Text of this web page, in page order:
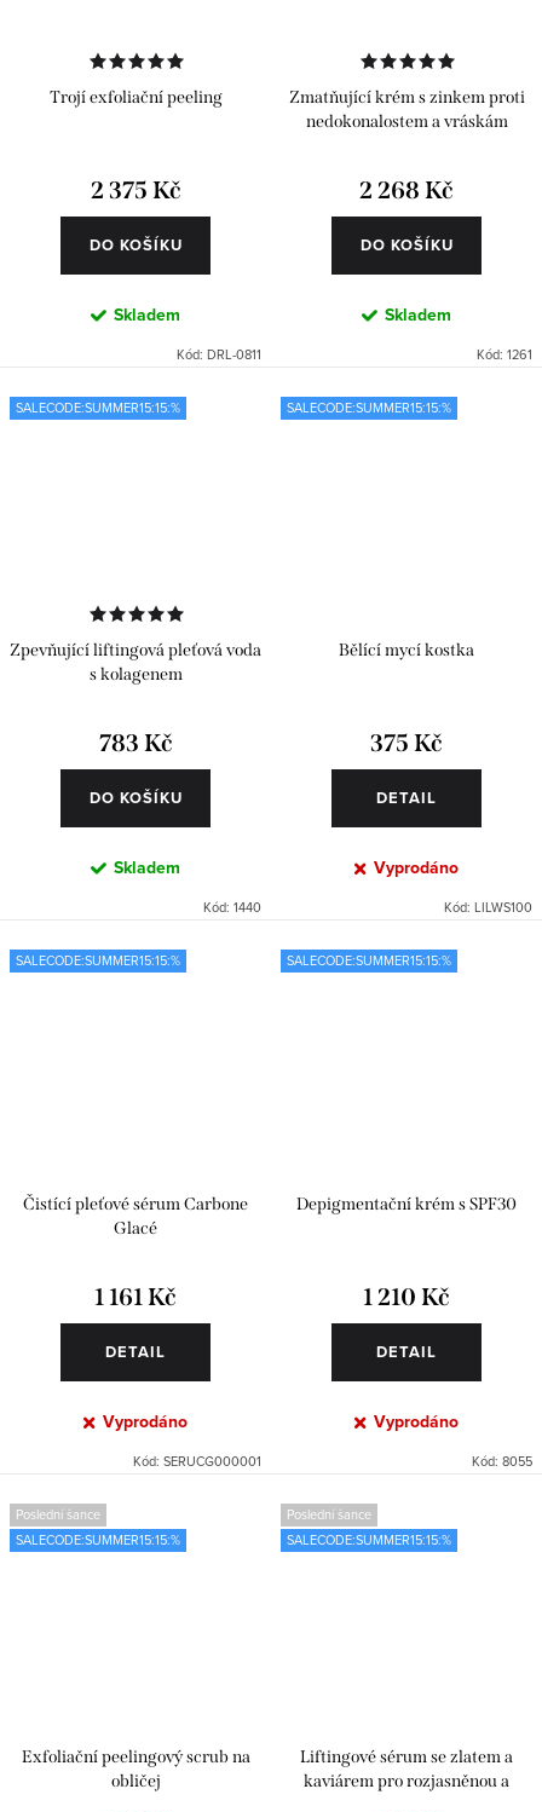
Trojí exfoliační peeling
2 375 Kč
DO KOŠÍKU
Skladem
Kód: DRL-0811
Zmatňující krém s zinkem proti
nedokonalostem a vráskám
2 268 Kč
DO KOŠÍKU
Skladem
Kód: 1261
SALECODE:SUMMER15:15:%
Zpevňující liftingová pleťová voda
s kolagenem
783 Kč
DO KOŠÍKU
Skladem
Kód: 1440
SALECODE:SUMMER15:15:%
Bělící mycí kostka
375 Kč
DETAIL
Vyprodáno
Kód: LILWS100
SALECODE:SUMMER15:15:%
Čistící pleťové sérum Carbone
Glacé
1 161 Kč
DETAIL
Vyprodáno
Kód: SERUCG000001
SALECODE:SUMMER15:15:%
Depigmentační krém s SPF30
1 210 Kč
DETAIL
Vyprodáno
Kód: 8055
Poslední šance
SALECODE:SUMMER15:15:%
Exfoliační peelingový scrub na
obličej
Poslední šance
SALECODE:SUMMER15:15:%
Liftingové sérum se zlatem a
kaviárem pro rozjasněnou a